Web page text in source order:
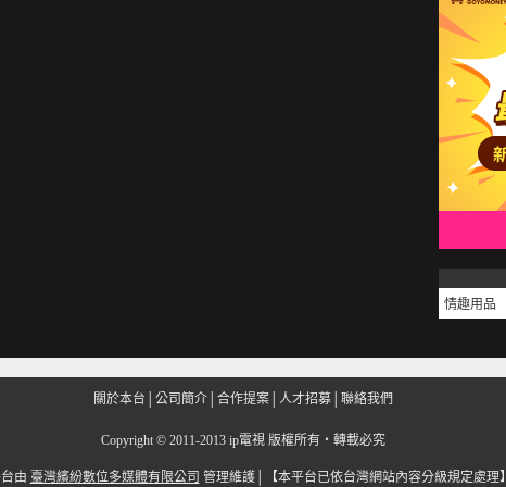
情趣用品
關於本台 公司簡介 合作提案 人才招募 聯絡我們
Copyright © 2011-2013 ip電視 版權所有‧轉載必究
由 臺灣繽紛數位多媒體有限公司 管理維護│ 【本平台已依台灣網站內容分級規定處理】